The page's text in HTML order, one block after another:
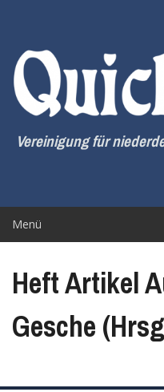
springen
Vereinigung für
Menü
Heft Artikel
Gesche